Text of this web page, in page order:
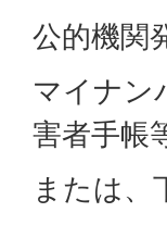
公的機関
マイナン
害者手帳
または、